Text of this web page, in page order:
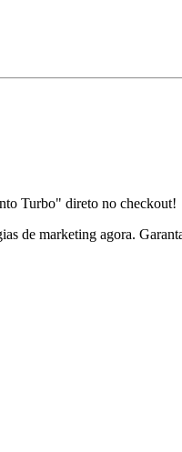
Turbo" direto no checkout!
de marketing agora.